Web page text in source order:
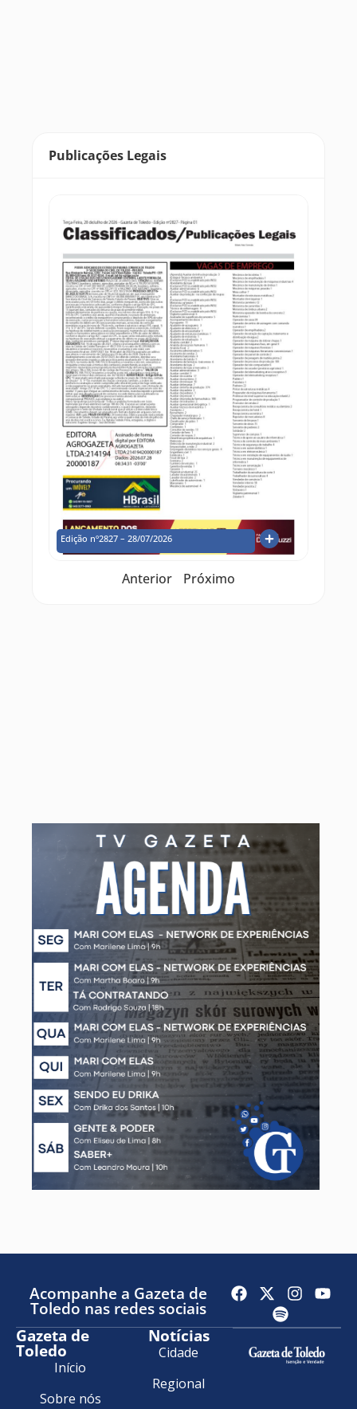
Publicações Legais
Edição nº2827 – 28/07/2026
Anterior Próximo
Acompanhe a Gazeta de
Toledo nas redes sociais
Gazeta de
Toledo
Início
Sobre nós
Notícias
Cidade
Regional